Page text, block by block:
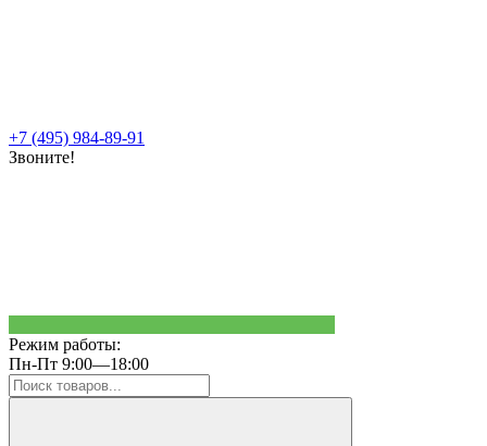
+7 (495) 984-89-91
Звоните!
Режим работы:
Пн-Пт 9:00—18:00